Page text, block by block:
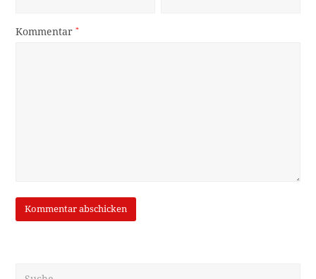
Kommentar*